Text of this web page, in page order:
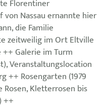
Florentiner
Nassau ernannte hier
die Familie
zeitweilig im Ort Eltville
Galerie im Turm
Veranstaltungslocation
++ Rosengarten (1979
Kletterrosen bis
++